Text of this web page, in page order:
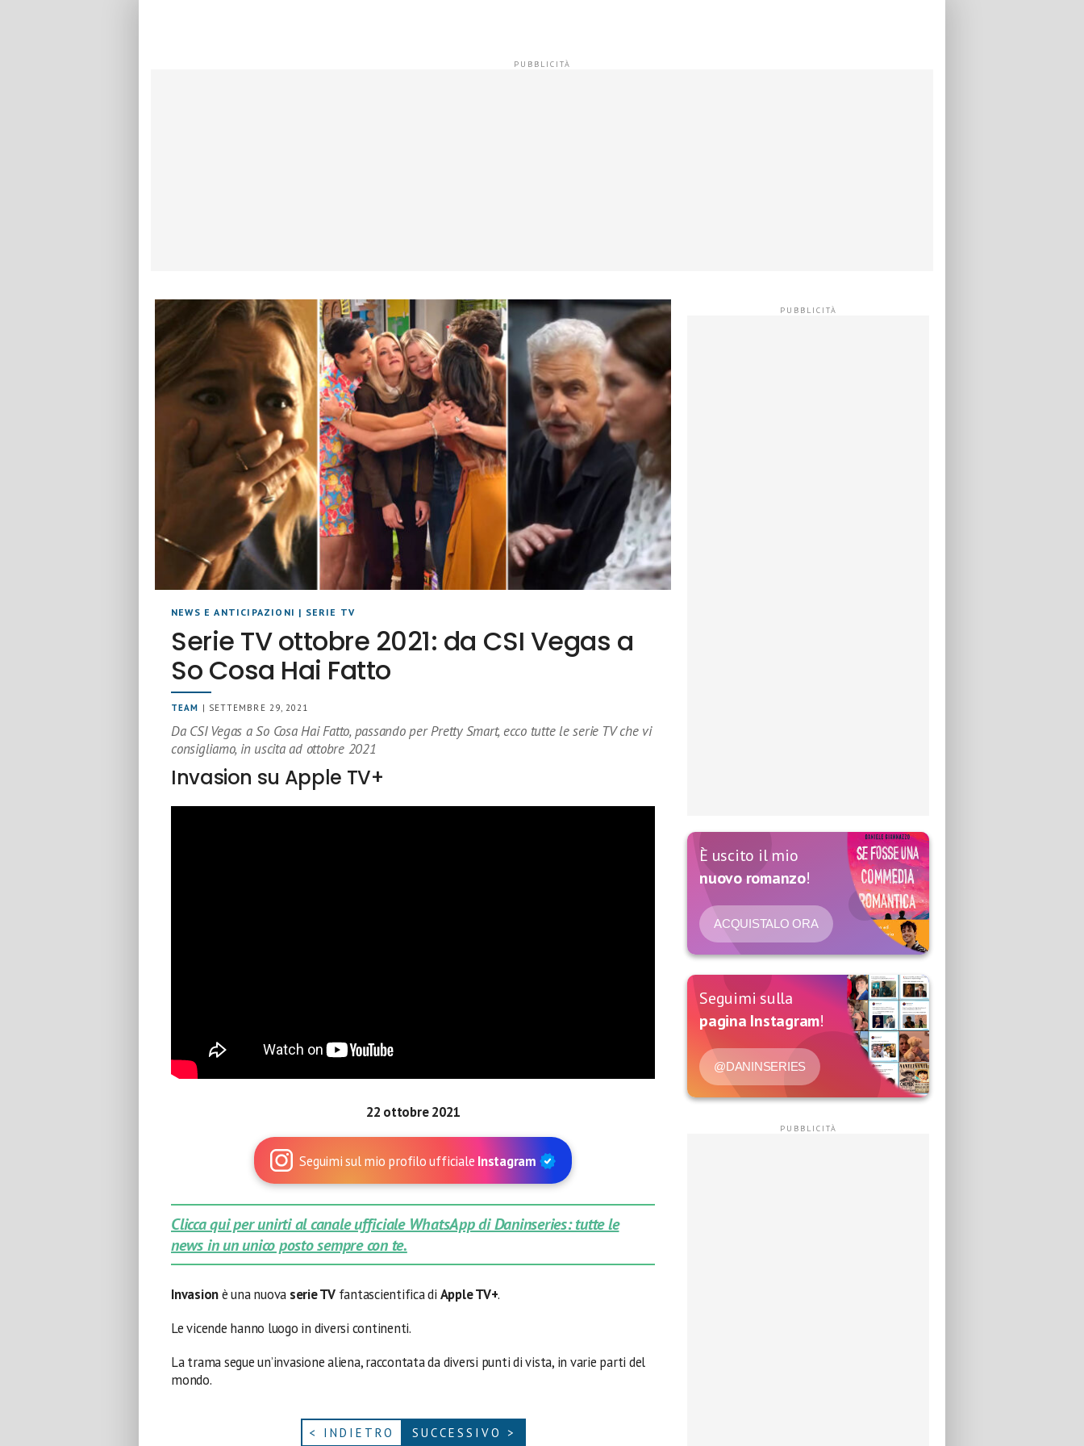
NEWS E ANTICIPAZIONI | SERIE TV
Serie TV ottobre 2021: da CSI Vegas a
So Cosa Hai Fatto
TEAM | SETTEMBRE 29, 2021
Da CSI Vegas a So Cosa Hai Fatto, passando per Pretty Smart, ecco tutte le serie TV che vi
consigliamo, in uscita ad ottobre 2021
Invasion su Apple TV+
22 ottobre 2021
Seguimi sul mio profilo ufficiale Instagram
Clicca qui per unirti al canale ufficiale WhatsApp di Daninseries: tutte le
news in un unico posto sempre con te.
Invasionè una nuova serie TVfantascientifica di Apple TV+.
Le vicende hanno luogo in diversi continenti.
La trama segue un’invasione aliena, raccontata da diversi punti di vista, in varie parti del
mondo.
< INDIETRO SUCCESSIVO >
È uscito il mio
nuovo romanzo!
ACQUISTALO ORA
Seguimi sulla
pagina Instagram!
@DANINSERIES